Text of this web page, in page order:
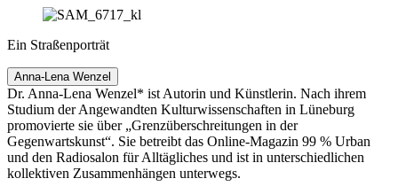
Ein Straßenporträt
Anna-Lena Wenzel
Dr. Anna-Lena Wenzel* ist Autorin und Künstlerin. Nach ihrem
Studium der Angewandten Kulturwissenschaften in Lüneburg
promovierte sie über „Grenzüberschreitungen in der
Gegenwartskunst“. Sie betreibt das Online-Magazin 99 % Urban
und den Radiosalon für Alltägliches und ist in unterschiedlichen
kollektiven Zusammenhängen unterwegs.